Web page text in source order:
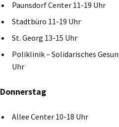
Paunsdorf Center 11-19 Uhr
Stadtbüro 11-19 Uhr
St. Georg 13-15 Uhr
Poliklinik – Solidarisches
Uhr
Donnerstag
Allee Center 10-18 Uhr